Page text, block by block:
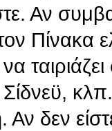
Αν
Πίνακα
δεν